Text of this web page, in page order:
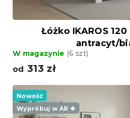
w
Łóżko IKAROS
antracyt/
W magazynie (6 szt)
od 313 zł
Nowość
Wypróbuj w AR ❖